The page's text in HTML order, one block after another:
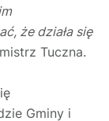
że działa się
Tuczna.
Gminy i